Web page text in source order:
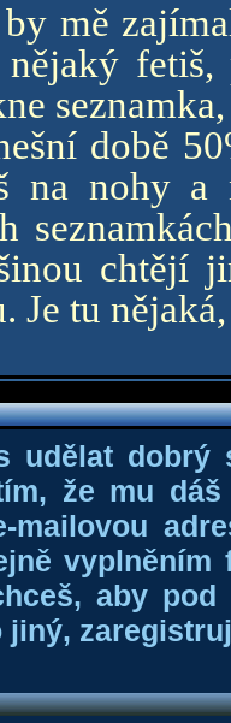
mě
fetiš,
době
na nohy
chtějí
Je tu
udělat dobrý
že mu
mailovou
aby
jiný,